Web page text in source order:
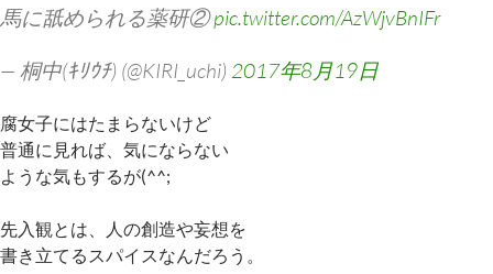
馬に舐められる薬研②pic.twitter.com/AzWjvBnIFr
— 桐中(ｷﾘｳﾁ) (@KIRI_uchi) 2017年8月19日
腐女子にはたまらないけど
普通に見れば、気にならない
ような気もするが(^^;
先入観とは、人の創造や妄想を
書き立てるスパイスなんだろう。